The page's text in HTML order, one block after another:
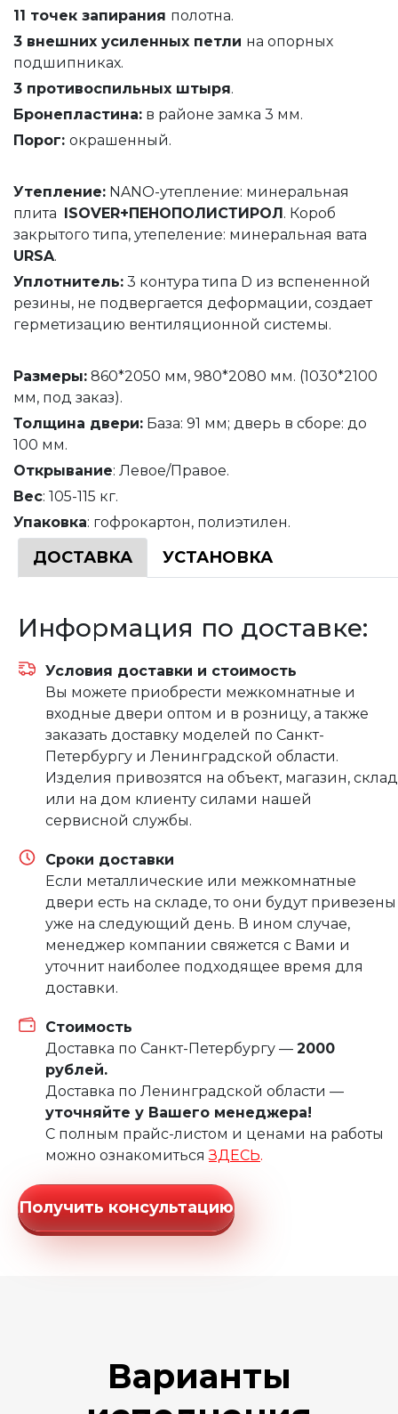
11 точек запирания полотна.
3 внешних усиленных петли на опорных
подшипниках.
3 противоспильных штыря.
Бронепластина: в районе замка 3 мм.
Порог: окрашенный.
Утепление: NANO-утепление: минеральная
плита ISOVER+ПЕНОПОЛИСТИРОЛ. Короб
закрытого типа, утепеление: минеральная вата
URSA.
Уплотнитель: 3 контура типа D из вспененной
резины, не подвергается деформации, создает
герметизацию вентиляционной системы.
Размеры: 860*2050 мм, 980*2080 мм. (1030*2100
мм, под заказ).
Толщина двери: База: 91 мм; дверь в сборе: до
100 мм.
Открывание: Левое/Правое.
Вес: 105-115 кг.
Упаковка: гофрокартон, полиэтилен.
ДОСТАВКА УСТАНОВКА
Информация по доставке:
Условия доставки и стоимость
Вы можете приобрести межкомнатные и
входные двери оптом и в розницу, а также
заказать доставку моделей по Санкт-
Петербургу и Ленинградской области.
Изделия привозятся на объект, магазин, склад
или на дом клиенту силами нашей
сервисной службы.
Сроки доставки
Если металлические или межкомнатные
двери есть на складе, то они будут привезены
уже на следующий день. В ином случае,
менеджер компании свяжется с Вами и
уточнит наиболее подходящее время для
доставки.
Стоимость
Доставка по Санкт-Петербургу — 2000
рублей.
Доставка по Ленинградской области —
уточняйте у Вашего менеджера!
С полным прайс-листом и ценами на работы
можно ознакомитьсяЗДЕСЬ.
Получить консультацию
Варианты